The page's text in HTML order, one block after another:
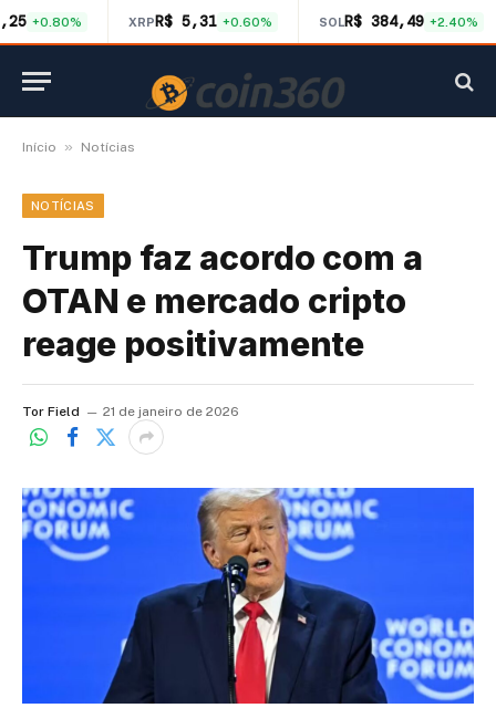
+0.80% XRPR$ 5,31 +0.60% SOLR$ 384,49 +2.40%
Início » Notícias
NOTÍCIAS
Trump faz acordo com a
OTAN e mercado cripto
reage positivamente
Tor Field 21 de janeiro de 2026